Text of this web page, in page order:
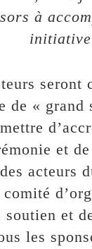
à
initiative
seront
de « grand
et
acteurs
soutien et
les